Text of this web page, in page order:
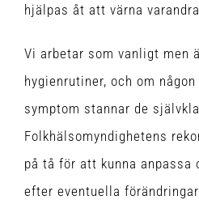
hjälpas åt att värna
Vi arbetar som vanligt men
hygienrutiner, och om
symptom stannar de
Folkhälsomyndighetens
på tå för att kunna anpassa
efter eventuella